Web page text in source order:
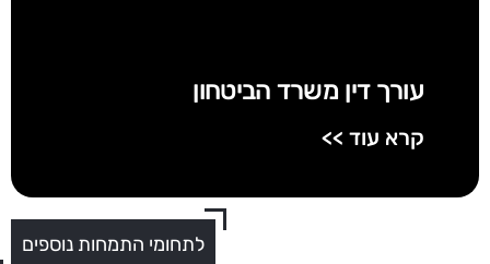
עורך דין משרד הביטחון
קרא עוד >>
לתחומי התמחות נוספים